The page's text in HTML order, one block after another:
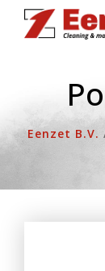
naar
Eenzet B.V.